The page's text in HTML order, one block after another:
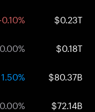
-0.10% $0.23T
0.00% $0.18T
1.50% $80.37B
0.00% $72.14B